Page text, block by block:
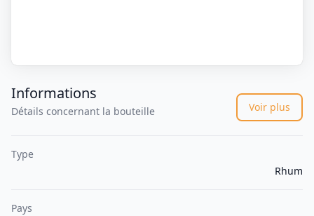
Informations
Détails concernant la bouteille Voir plus
Type
Rhum
Pays